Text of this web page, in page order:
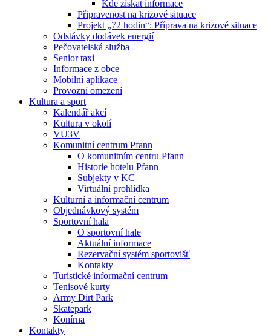
Kde získat informace
Připravenost na krizové situace
Projekt „72 hodin“: Příprava na krizové situace
Odstávky dodávek energií
Pečovatelská služba
Senior taxi
Informace z obce
Mobilní aplikace
Provozní omezení
Kultura a sport
Kalendář akcí
Kultura v okolí
VU3V
Komunitní centrum Pfann
O komunitním centru Pfann
Historie hotelu Pfann
Subjekty v KC
Virtuální prohlídka
Kulturní a informační centrum
Objednávkový systém
Sportovní hala
O sportovní hale
Aktuální informace
Rezervační systém sportovišť
Kontakty
Turistické informační centrum
Tenisové kurty
Army Dirt Park
Skatepark
Konírna
Kontakty